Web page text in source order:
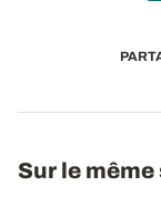
Sur le